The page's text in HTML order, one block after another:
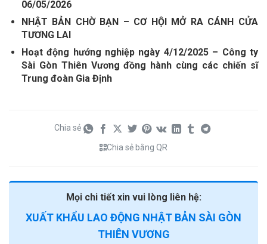
06/05/2026
NHẬT BẢN CHỜ BẠN – CƠ HỘI MỞ RA CÁNH CỬA
TƯƠNG LAI
Hoạt động hướng nghiệp ngày 4/12/2025 – Công ty
Sài Gòn Thiên Vương đồng hành cùng các chiến sĩ
Trung đoàn Gia Định
Chia sẻ
Chia sẻ bằng QR
Mọi chi tiết xin vui lòng liên hệ:
XUẤT KHẨU LAO ĐỘNG NHẬT BẢN SÀI GÒN
THIÊN VƯƠNG